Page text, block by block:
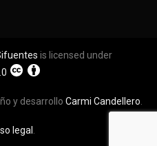
is licensed under
y desarrollo Carmi Candellero
legal